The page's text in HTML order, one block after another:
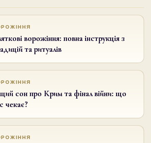
ворожіння: повна інструкція з
та ритуалів
сон про Крим та фінал війни: що
чекає?